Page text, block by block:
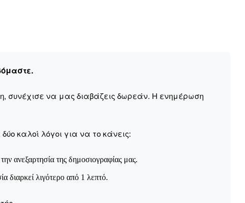
συνέχισε να μας διαβάζεις δωρεάν. Η ενημέρωση
καλοί λόγοι για να το κάνεις:
ανεξαρτησία της δημοσιογραφίας μας.
διαρκεί λιγότερο από 1 λεπτό.